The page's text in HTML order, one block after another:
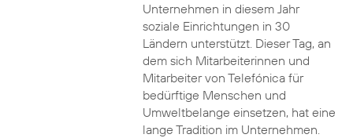
Unternehmen in diesem Jahr
soziale Einrichtungen in 30
Ländern unterstützt. Dieser Tag, an
dem sich Mitarbeiterinnen und
Mitarbeiter von Telefónica für
bedürftige Menschen und
Umweltbelange einsetzen, hat eine
lange Tradition im Unternehmen.